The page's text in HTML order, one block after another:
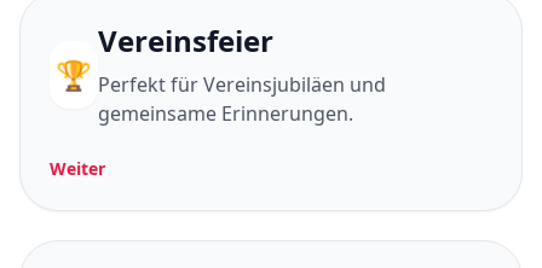
🏆
Vereinsfeier
Perfekt für Vereinsjubiläen und
gemeinsame Erinnerungen.
Weiter